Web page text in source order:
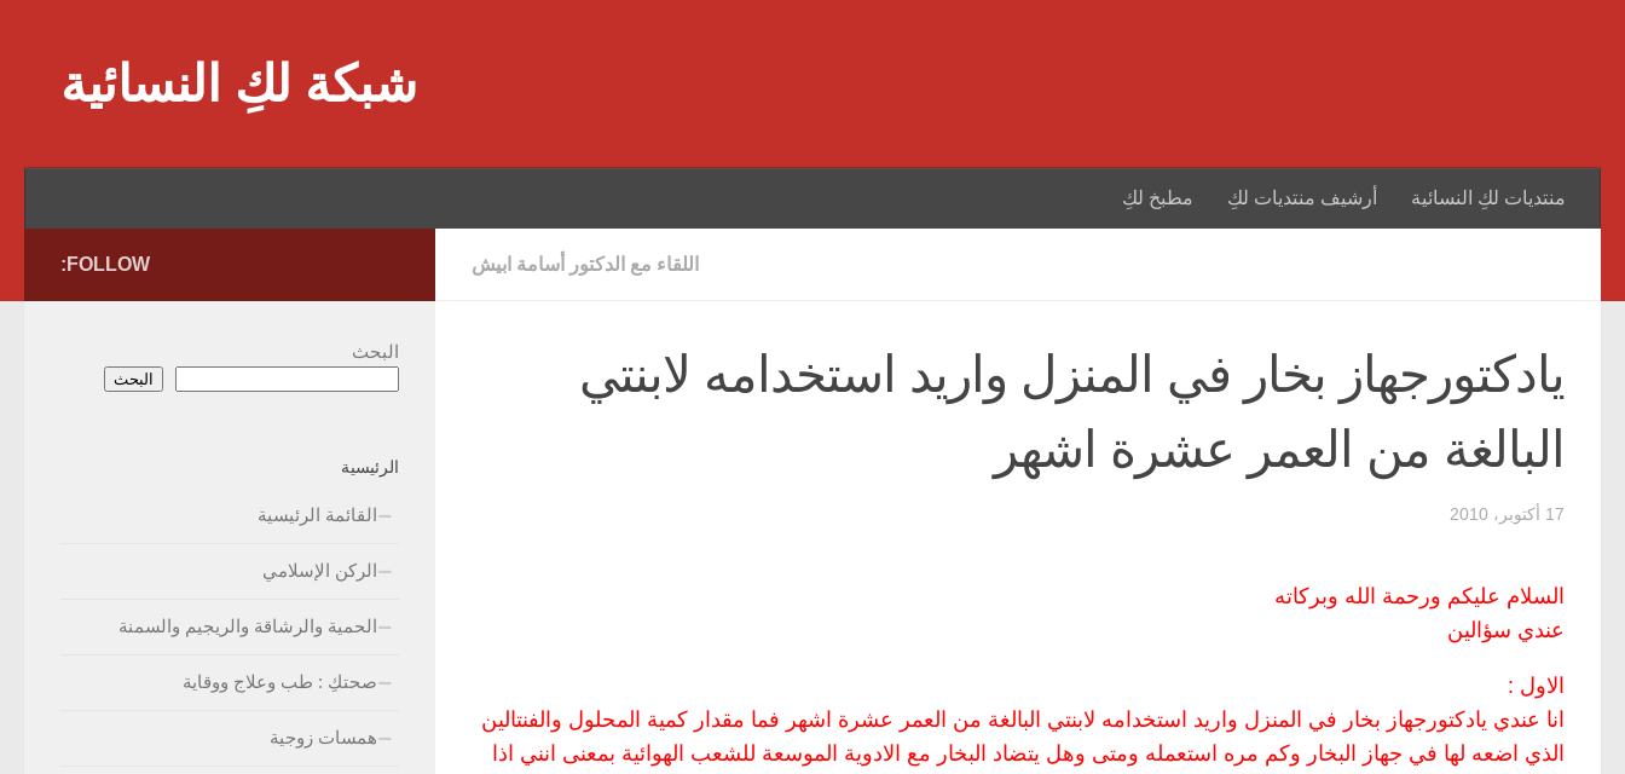
شبكة لكِ النسائية
منتديات لكِ النسائية أرشيف منتديات لكِ مطبخ لكِ
اللقاء مع الدكتور أسامة ابيش
يادكتورجهاز بخار في المنزل واريد استخدامه لابنتي
البالغة من العمر عشرة اشهر
17 أكتوبر، 2010
السلام عليكم ورحمة الله وبركاته
عندي سؤالين
الاول :
انا عندي يادكتورجهاز بخار في المنزل واريد استخدامه لابنتي البالغة من العمر عشرة اشهر فما مقدار كمية المحلول والفنتالين
الذي اضعه لها في جهاز البخار وكم مره استعمله ومتى وهل يتضاد البخار مع الادوية الموسعة للشعب الهوائية بمعنى انني اذا
FOLLOW:
البحث
البحث
الرئيسية
القائمة الرئيسية
الركن الإسلامي
الحمية والرشاقة والريجيم والسمنة
صحتكِ : طب وعلاج ووقاية
همسات زوجية